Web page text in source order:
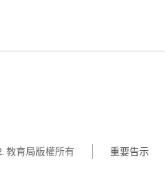
教育局版權所有
重要告示